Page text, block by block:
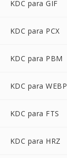
KDC para GIF
KDC para PCX
KDC para PBM
KDC para WEBP
KDC para FTS
KDC para HRZ